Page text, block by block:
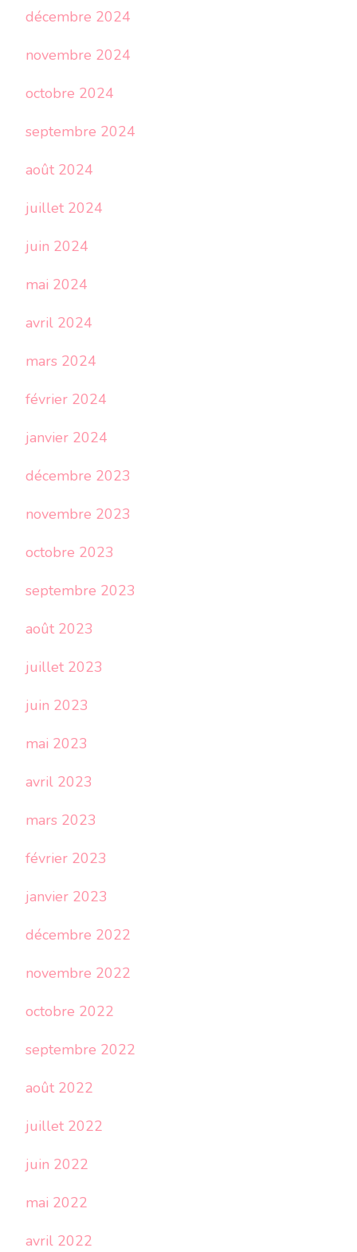
décembre 2024
novembre 2024
octobre 2024
septembre 2024
août 2024
juillet 2024
juin 2024
mai 2024
avril 2024
mars 2024
février 2024
janvier 2024
décembre 2023
novembre 2023
octobre 2023
septembre 2023
août 2023
juillet 2023
juin 2023
mai 2023
avril 2023
mars 2023
février 2023
janvier 2023
décembre 2022
novembre 2022
octobre 2022
septembre 2022
août 2022
juillet 2022
juin 2022
mai 2022
avril 2022